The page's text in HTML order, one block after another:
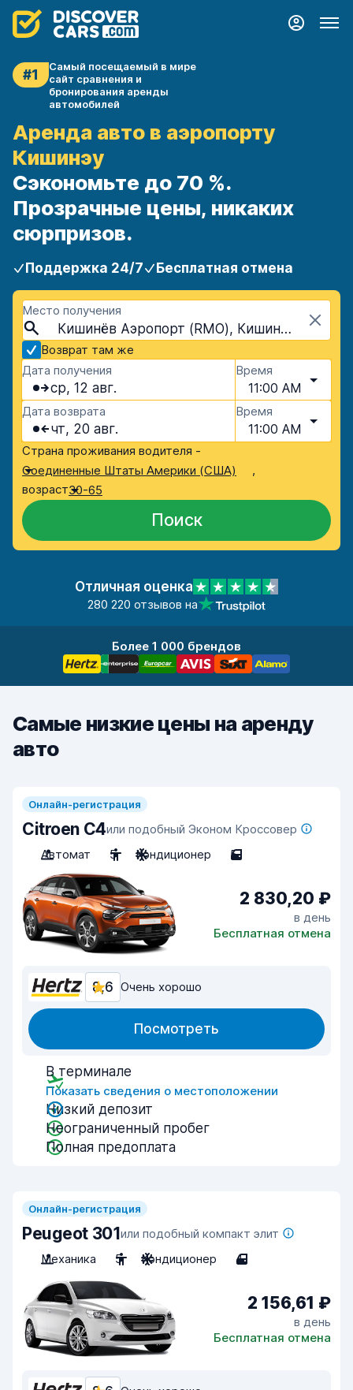
#1
Самый посещаемый в мире
сайт сравнения и
бронирования аренды
автомобилей
Аренда авто в аэропорту
Кишинэу
Сэкономьте до 70 %.
Прозрачные цены, никаких
сюрпризов.
Поддержка 24/7 Бесплатная отмена
Место получения
Кишинёв Аэропорт (RMO), Кишинёв, Молдова
Возврат там же
Дата получения
ср, 12 авг.
Время
11:00 AM
Дата возврата
чт, 20 авг.
Время
11:00 AM
Страна проживания водителя -
Соединенные Штаты Америки (США)
,
возраст30-65
Поиск
Отличная оценка
280 220 отзывов на
Более 1 000 брендов
Самые низкие цены на аренду
авто
Онлайн-регистрация
Citroen C4или подобный Эконом Кроссовер
Автомат
5 Кондиционер 5
2 830,20 ₽
в день
Бесплатная отмена
8,6 Очень хорошо
Посмотреть
В терминале
Показать сведения о местоположении
Низкий депозит
Неограниченный пробег
Полная предоплата
Онлайн-регистрация
Peugeot 301или подобный компакт элит
Механика
5 Кондиционер 4
2 156,61 ₽
в день
Бесплатная отмена